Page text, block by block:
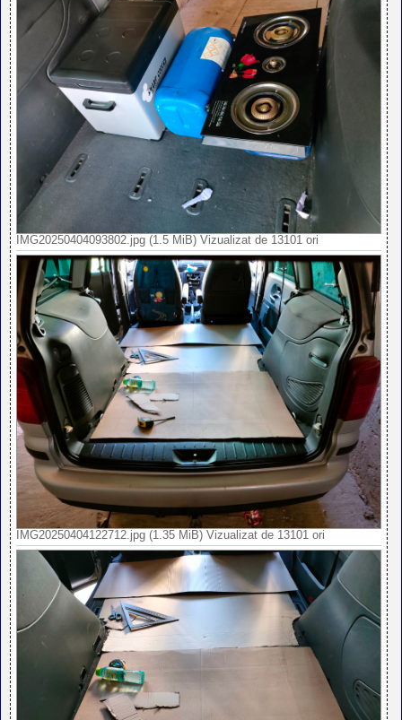
IMG20250404093802.jpg (1.5 MiB) Vizualizat de 13101 ori
IMG20250404122712.jpg (1.35 MiB) Vizualizat de 13101 ori